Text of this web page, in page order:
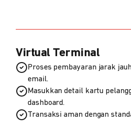
Virtual Terminal
Proses pembayaran jarak
email.
Masukkan detail kartu
dashboard.
Transaksi aman dengan